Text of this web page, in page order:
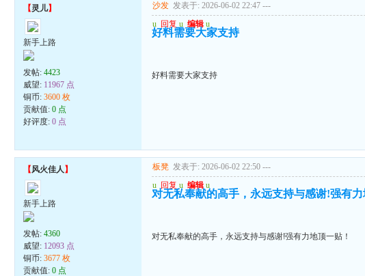
【灵儿】
新手上路
发帖:4423
威望: 11967 点
铜币:3600 枚
贡献值:0 点
好评度:0 点
沙发 发表于: 2026-06-02 22:47 ---
u 回复 u 编辑 u
好料需要大家支持
好料需要大家支持
【风火佳人 】
新手上路
发帖:4360
威望: 12093 点
铜币:3677 枚
贡献值:0 点
板凳 发表于: 2026-06-02 22:50 ---
u 回复 u 编辑 u
对无私奉献的高手，永远支持与感谢!强有力
对无私奉献的高手，永远支持与感谢!强有力地顶一贴！